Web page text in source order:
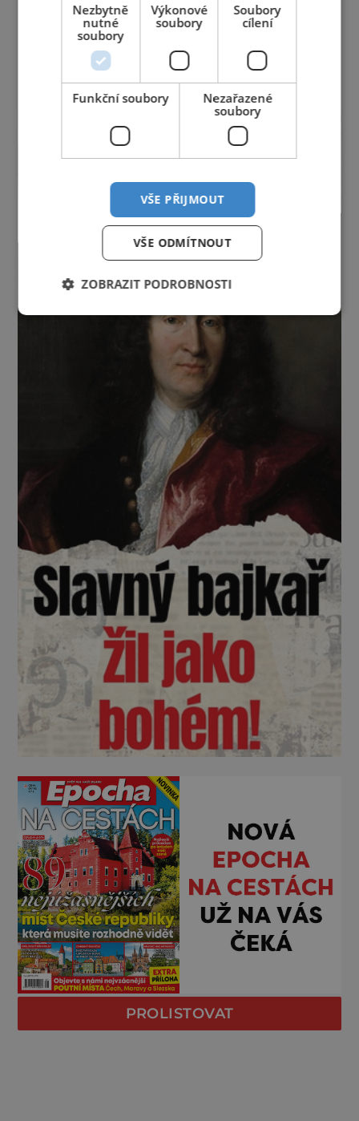
Moravskoslezský krajOlomoucký kraj
Pardubický kraj
Plzeňský kraj
Středočeský kraj
Ústecký kraj
Vysočina
Zlínský kraj
reklama
PROLISTOVAT
Nezbytně
nutné
soubory
Výkonové
soubory
Soubory
cílení
Funkční soubory
Nezařazené
soubory
VŠE PŘIJMOUT
VŠE ODMÍTNOUT
ZOBRAZIT PODROBNOSTI